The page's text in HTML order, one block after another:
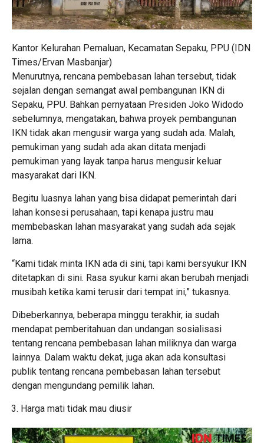
Kantor Kelurahan Pemaluan, Kecamatan Sepaku, PPU (IDN
Times/Ervan Masbanjar)
Menurutnya, rencana pembebasan lahan tersebut, tidak
sejalan dengan semangat awal pembangunan IKN di
Sepaku, PPU. Bahkan pernyataan Presiden Joko Widodo
sebelumnya, mengatakan, bahwa proyek pembangunan
IKN tidak akan mengusir warga yang sudah ada. Malah,
pemukiman yang sudah ada akan ditata menjadi
pemukiman yang layak tanpa harus mengusir keluar
masyarakat dari IKN.
Begitu luasnya lahan yang bisa didapat pemerintah dari
lahan konsesi perusahaan, tapi kenapa justru mau
membebaskan lahan masyarakat yang sudah ada sejak
lama.
“Kami tidak minta IKN ada di sini, tapi kami bersyukur IKN
ditetapkan di sini. Rasa syukur kami akan berubah menjadi
musibah ketika kami terusir dari tempat ini,” tukasnya.
Dibeberkannya, beberapa minggu terakhir, ia sudah
mendapat pemberitahuan dan undangan sosialisasi
tentang rencana pembebasan lahan miliknya dan warga
lainnya. Dalam waktu dekat, juga akan ada konsultasi
publik tentang rencana pembebasan lahan tersebut
dengan mengundang pemilik lahan.
Harga mati tidak mau diusir